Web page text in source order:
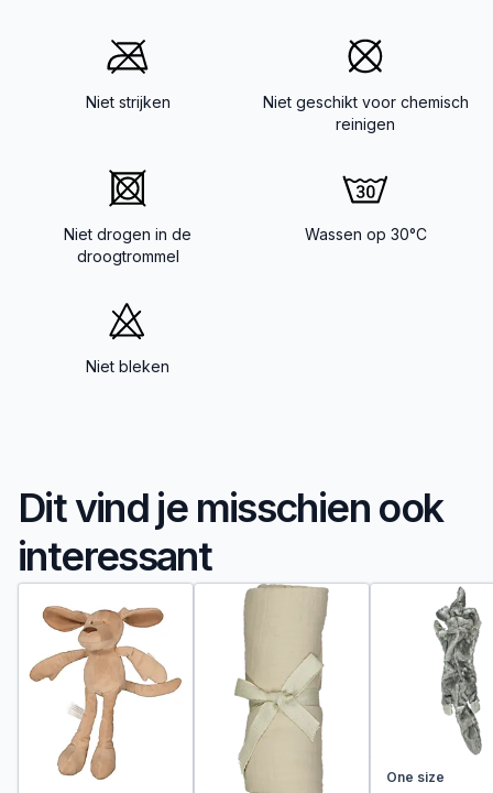
Niet strijken
Niet geschikt voor chemisch
reinigen
Niet drogen in de
droogtrommel
Wassen op 30°C
Niet bleken
Dit vind je misschien ook
interessant
One size